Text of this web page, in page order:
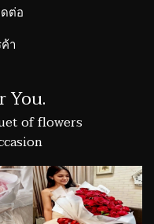
ต่อ
า
You.
of flowers